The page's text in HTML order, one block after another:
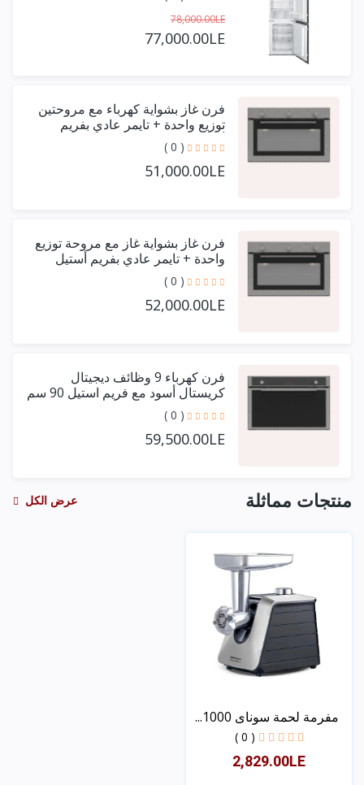
78,000.00LE
77,000.00LE
فرن غاز بشواية كهرباء مع مروحتين
توزيع واحدة + تايمر عادي بفريم
أستيل حرف يو 90 سم
( 0 )
51,000.00LE
فرن غاز بشواية غاز مع مروحة توزيع
واحدة + تايمر عادي بفريم أستيل
حرف يو 90 سم
( 0 )
52,000.00LE
فرن كهرباء 9 وظائف ديجيتال
كريستال أسود مع فريم استيل 90 سم
+ مروحتين توزيع
( 0 )
59,500.00LE
منتجات مماثلة عرض الكل
مفرمة لحمة سوناى 1000...
( 0 )
2,829.00LE